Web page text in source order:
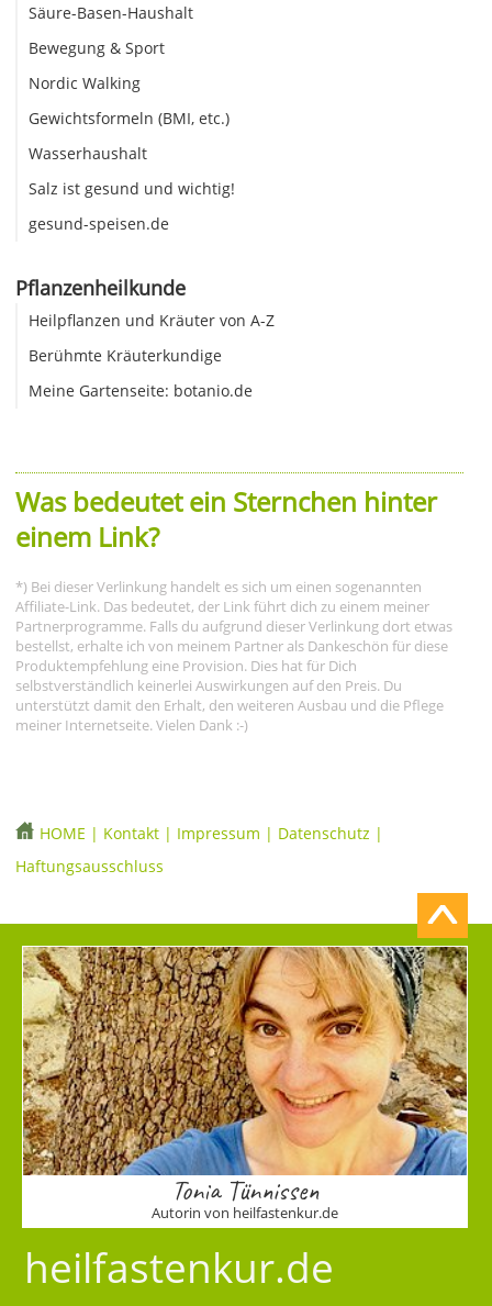
Säure-Basen-Haushalt
Bewegung & Sport
Nordic Walking
Gewichtsformeln (BMI, etc.)
Wasserhaushalt
Salz ist gesund und wichtig!
gesund-speisen.de
Pflanzenheilkunde
Heilpflanzen und Kräuter von A-Z
Berühmte Kräuterkundige
Meine Gartenseite: botanio.de
Was bedeutet ein Sternchen hinter
einem Link?
*) Bei dieser Verlinkung handelt es sich um einen sogenannten
Affiliate-Link. Das bedeutet, der Link führt dich zu einem meiner
Partnerprogramme. Falls du aufgrund dieser Verlinkung dort etwas
bestellst, erhalte ich von meinem Partner als Dankeschön für diese
Produktempfehlung eine Provision. Dies hat für Dich
selbstverständlich keinerlei Auswirkungen auf den Preis. Du
unterstützt damit den Erhalt, den weiteren Ausbau und die Pflege
meiner Internetseite. Vielen Dank :-)
HOME | Kontakt | Impressum | Datenschutz |
Haftungsausschluss
Tonia Tünnissen
Autorin von heilfastenkur.de
heilfastenkur.de